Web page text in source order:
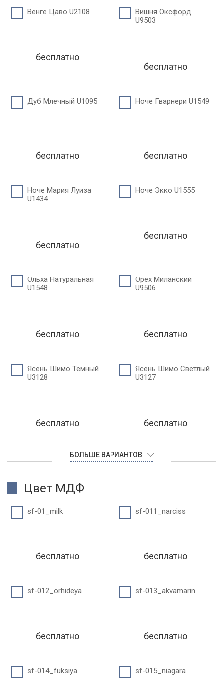
Венге Цаво U2108
бесплатно
Вишня Оксфорд
U9503
бесплатно
Дуб Млечный U1095
бесплатно
Ноче Гварнери U1549
бесплатно
Ноче Мария Луиза
U1434
бесплатно
Ноче Экко U1555
бесплатно
Ольха Натуральная
U1548
бесплатно
Орех Миланский
U9506
бесплатно
Ясень Шимо Темный
U3128
бесплатно
Ясень Шимо Светлый
U3127
бесплатно
БОЛЬШЕ ВАРИАНТОВ
Цвет МДФ
sf-01_milk
бесплатно
sf-011_narciss
бесплатно
sf-012_orhideya
бесплатно
sf-013_akvamarin
бесплатно
sf-014_fuksiya sf-015_niagara